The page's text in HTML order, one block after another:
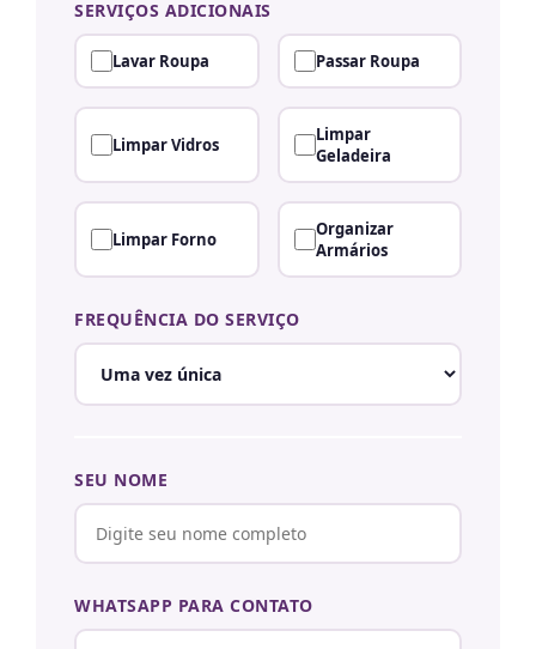
SERVIÇOS ADICIONAIS
Lavar Roupa Passar Roupa
Limpar Vidros
Limpar
Geladeira
Limpar Forno
Organizar
Armários
FREQUÊNCIA DO SERVIÇO
SEU NOME
WHATSAPP PARA CONTATO